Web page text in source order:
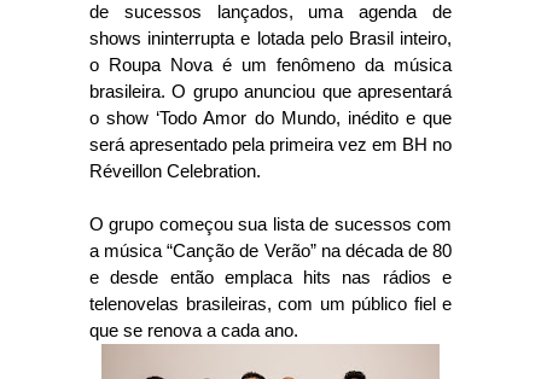
de sucessos lançados, uma agenda de
shows ininterrupta e lotada pelo Brasil inteiro,
o Roupa Nova é um fenômeno da música
brasileira. O grupo anunciou que apresentará
o show ‘Todo Amor do Mundo, inédito e que
será apresentado pela primeira vez em BH no
Réveillon Celebration.
O grupo começou sua lista de sucessos com
a música “Canção de Verão” na década de 80
e desde então emplaca hits nas rádios e
telenovelas brasileiras, com um público fiel e
que se renova a cada ano.